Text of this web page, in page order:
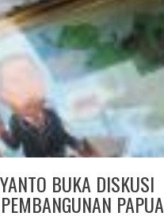
BUKA DISKUSI
PAPUA